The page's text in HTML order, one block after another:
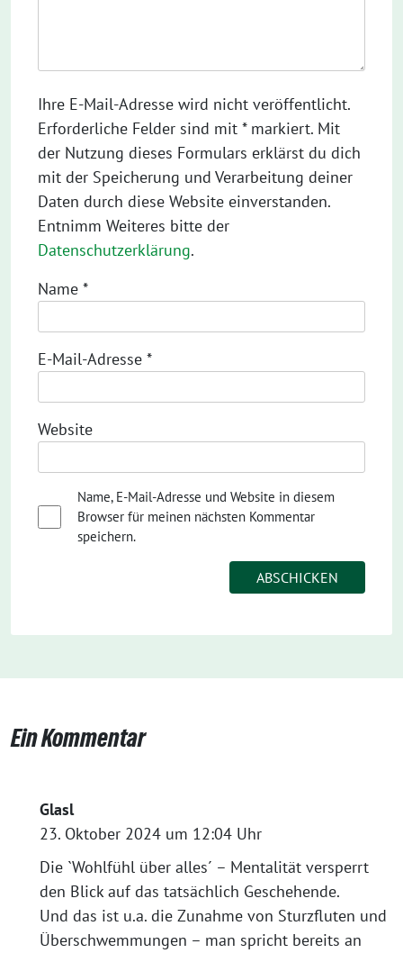
Ihre E-Mail-Adresse wird nicht veröffentlicht.
Erforderliche Felder sind mit * markiert. Mit
der Nutzung dieses Formulars erklärst du dich
mit der Speicherung und Verarbeitung deiner
Daten durch diese Website einverstanden.
Entnimm Weiteres bitte der
Datenschutzerklärung.
Name *
E-Mail-Adresse *
Website
Name, E-Mail-Adresse und Website in diesem
Browser für meinen nächsten Kommentar
speichern.
Ein Kommentar
Glasl
23. Oktober 2024 um 12:04 Uhr
Die `Wohlfühl über alles´ – Mentalität versperrt
den Blick auf das tatsächlich Geschehende.
Und das ist u.a. die Zunahme von Sturzfluten und
Überschwemmungen – man spricht bereits an